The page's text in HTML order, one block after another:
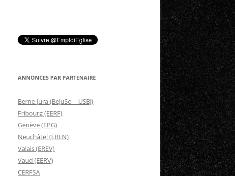
ANNONCES PAR PARTENAIRE
Berne-Jura (BeJuSo – USBJ)
Fribourg (EERF)
Genève (EPG)
Neuchâtel (EREN)
Valais (EREV)
Vaud (EERV)
CERFSA